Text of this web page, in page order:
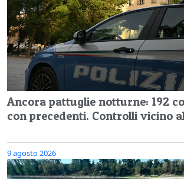
Ancora pattuglie notturne: 192
con precedenti. Controlli vicino
9 agosto 2026